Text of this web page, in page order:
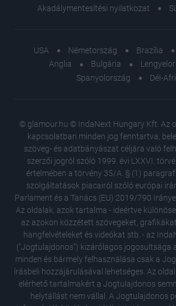
Akadálymentesítési nyilatkozat
USA Németország Brazília
Anglia
Bulgária
Spanyolország
Dél-
© glamour.hu © IndaNext Hungary Kft. Az
kapcsolatban minden jog fenntartva,
szöveg- és adatbányászat céljára való
szerzői jogról szóló 1999. évi LXXVI.
értelmében a törvény 35/A. § (1)
szolgáltatások piacairól szóló európai
Parlament és a Tanács (EU) 2019/790
Az oldalak, azok tartalma - ideértve
az azokon közzétett szövegeket,
hangfelvételeket és videókat stb. - az
("Jogtulajdonos") kizárólagos jogosultsága
minden és bármely felhasználása csak a
írásbeli hozzájárulásával lehetséges. Az
elérhető tartalmakért a Jogtulajdonos
helytállást nem vállal. A Jogtulajdonos